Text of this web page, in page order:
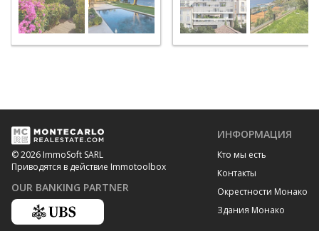
© 2026 ImmoSoft SARL
Приводятся в действие Immotoolbox
OUR BANKING PARTNER
ИНФОРМАЦИЯ
Кто мы есть
Контакты
Окрестности Монако
Здания Монако